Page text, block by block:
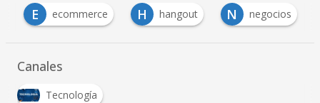
E ecommerce H hangout N
negocios
Canales
Tecnología